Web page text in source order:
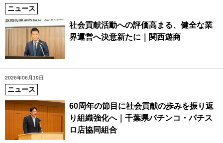
ニュース
社会貢献活動への評価高まる、健全な業
界運営へ決意新たに｜関西遊商
2026年06月19日
ニュース
60周年の節目に社会貢献の歩みを振り返
り組織強化へ｜千葉県パチンコ・パチス
ロ店協同組合